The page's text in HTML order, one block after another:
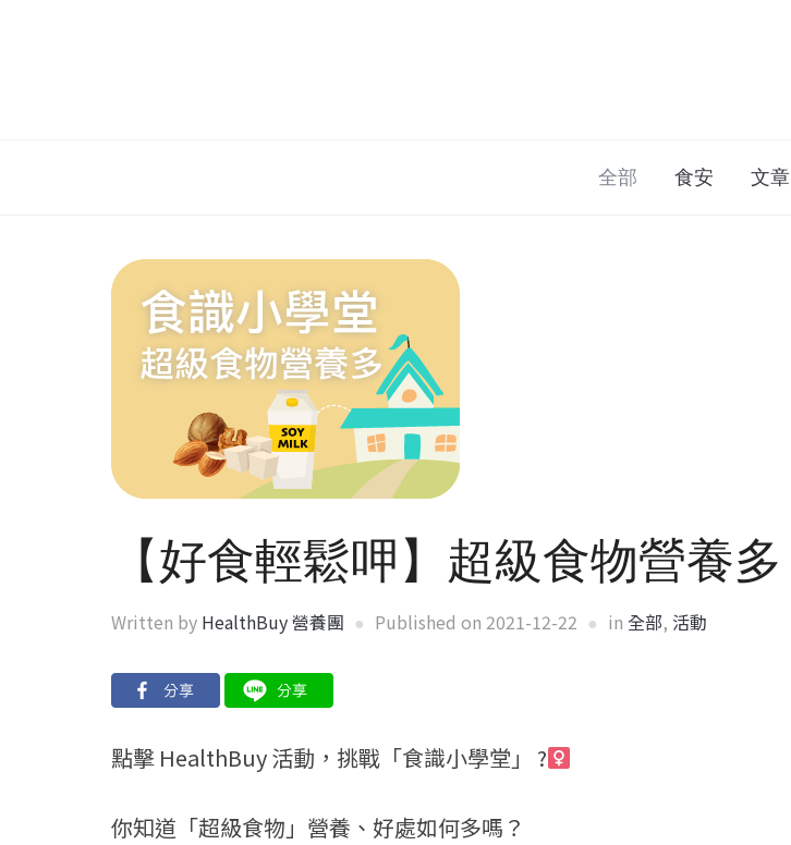
全部 食安 文章
【好食輕鬆呷】超級食物營養多
Written by HealthBuy 營養團 Published on 2021-12-22 in 全部, 活動
點擊 HealthBuy 活動，挑戰「食識小學堂」 ?‍
你知道「超級食物」營養、好處如何多嗎？